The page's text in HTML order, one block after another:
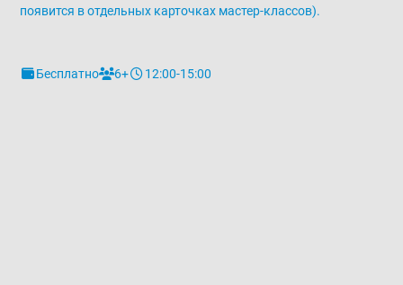
появится в отдельных карточках мастер-классов).
Бесплатно 6+ 12:00-15:00